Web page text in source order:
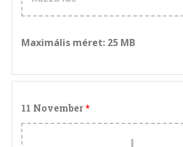
Maximális méret: 25 MB
11 November